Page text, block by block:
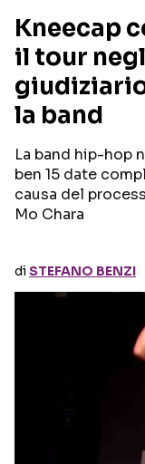
RECENSIONI
INTERVISTE
GOSSIP E
Kneecap
il tour
la band
La band hip-hop
ben 15 date
causa del
Mo Chara
diSTEFANO BENZI